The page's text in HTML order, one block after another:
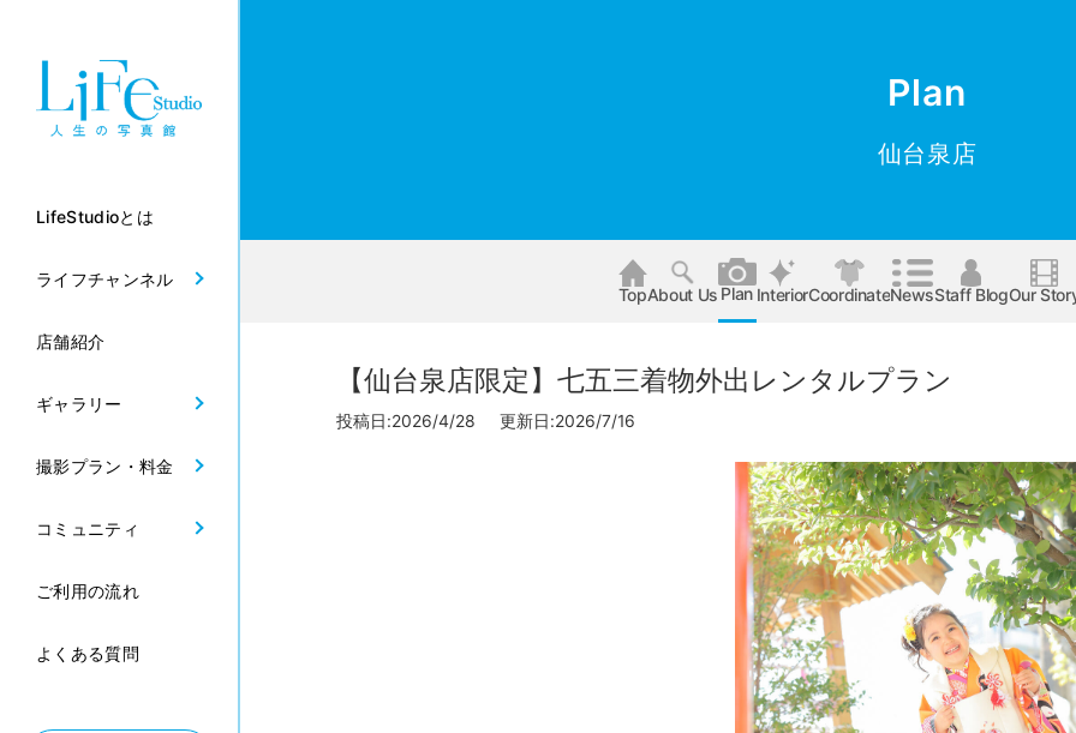
LifeStudioとは
ライフチャンネル
店舗紹介
ギャラリー
撮影プラン・料金
コミュニティ
ご利用の流れ
よくある質問
Plan
仙台泉店
TopAbout Us Plan InteriorCoordinateNewsStaff BlogOur
【仙台泉店限定】七五三着物外出レンタルプラン
投稿日:2026/4/28 更新日:2026/7/16